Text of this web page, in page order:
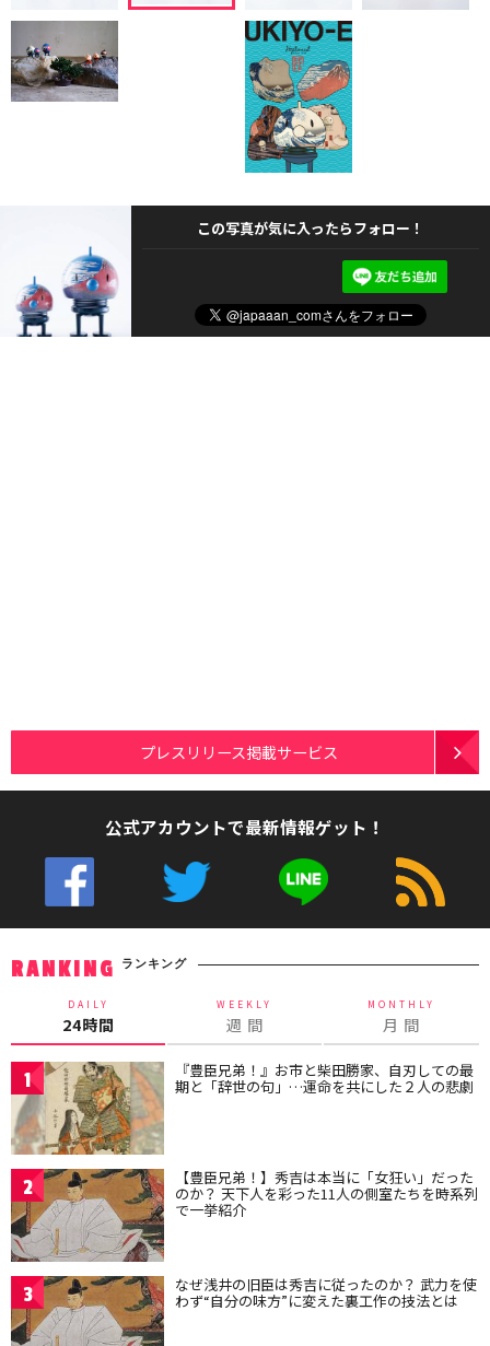
この写真が気に入ったらフォロー！
プレスリリース掲載サービス
公式アカウントで最新情報ゲット！
RANKING ランキング
DAILY
24時間
WEEKLY
週 間
MONTHLY
月 間
1 『豊臣兄弟！』お市と柴田勝家、自刃しての最
期と「辞世の句」…運命を共にした２人の悲劇
2 【豊臣兄弟！】秀吉は本当に「女狂い」だった
のか？ 天下人を彩った11人の側室たちを時系列
で一挙紹介
3 なぜ浅井の旧臣は秀吉に従ったのか？ 武力を使
わず“自分の味方”に変えた裏工作の技法とは